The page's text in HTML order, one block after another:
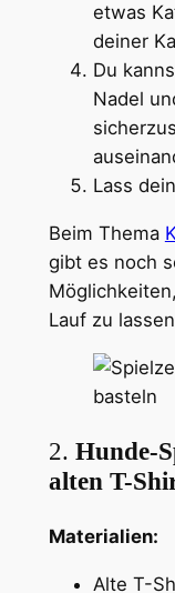
etwas
deiner
Du
Nadel
Lass
Beim Thema
gibt es noch
Lauf zu
2. Hunde-
alten T-
Materialien:
Alte T-